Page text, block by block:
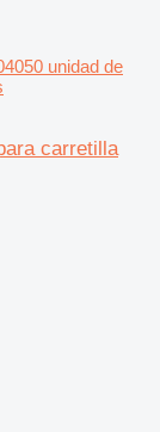
unidad de
carretilla